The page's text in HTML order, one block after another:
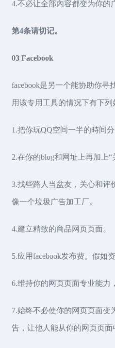
4.不必让全部內容都变为你的
第4条请切记。
03 Facebook
facebook是另一个能协助你寻
用该专用工具的情况下有下列
1.把你玩QQ空间一半的時间
2.在你的blog和网址上再加上“
3.找些路人当盆友，关心和评
像一个垃圾广告加工厂。
4.建立精致的商品网页页面。
5.应用facebook发布费。假如
6.维持你的网页页面专业能力
7.始终不必使你的网页页面变
告，让他人能从你的网页页面